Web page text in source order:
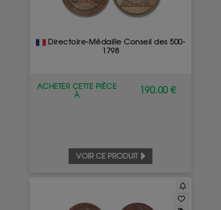
Directoire-Médaille Conseil des 500-
1798
ACHETER CETTE PIÈCE
À
190.00 €
VOIR CE PRODUIT